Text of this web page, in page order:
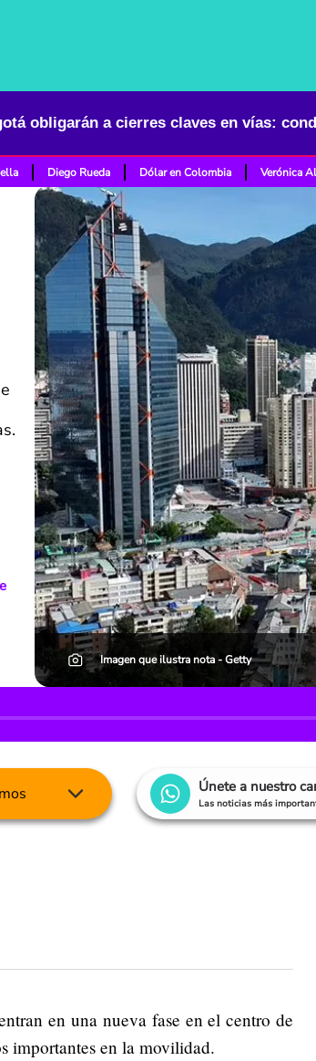
Diego Rueda Dólar en Colombia Verónica
Imagen que ilustra nota - Getty
Únete a nuestro
Las noticias más
en una nueva fase en el centro de
importantes en la movilidad.